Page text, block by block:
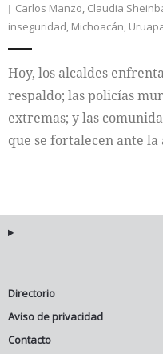
Carlos Manzo, Claudia
inseguridad, Michoacán,
Hoy, los alcaldes
respaldo; las policías
extremas; y las
que se fortalecen ante la
Directorio
Aviso de privacidad
Contacto